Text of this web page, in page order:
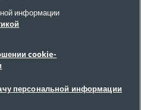
информации
cookie-
персональной информации